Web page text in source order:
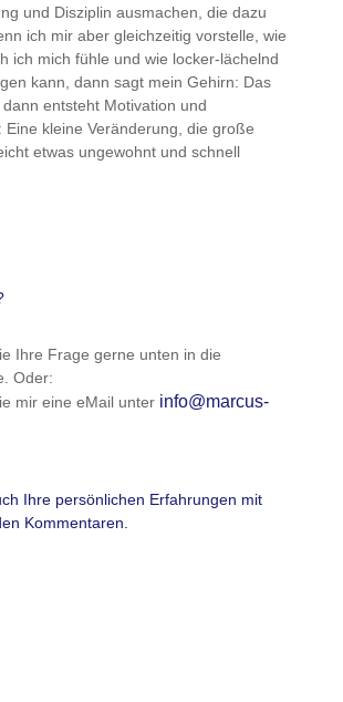
und Disziplin ausmachen, die dazu
ich mir aber gleichzeitig vorstelle, wie
ich mich fühle und wie locker-lächelnd
kann, dann sagt mein Gehirn: Das
entsteht Motivation und
Eine kleine Veränderung, die große
etwas ungewohnt und schnell
Ihre Frage gerne unten in die
Oder:
mir eine eMail unter info@marcus-
Ihre persönlichen Erfahrungen mit
Kommentaren.